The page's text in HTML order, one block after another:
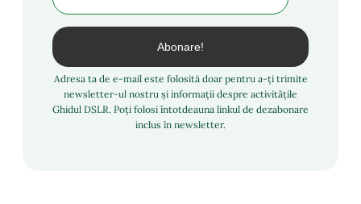
Adresa ta de e-mail este folosită doar pentru a-ți trimite
newsletter-ul nostru și informații despre activitățile
Ghidul DSLR. Poți folosi întotdeauna linkul de dezabonare
inclus în newsletter.